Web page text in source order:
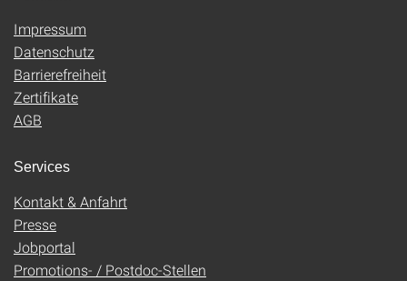
Impressum
Datenschutz
Barrierefreiheit
Zertifikate
AGB
Services
Kontakt & Anfahrt
Presse
Jobportal
Promotions- / Postdoc-Stellen